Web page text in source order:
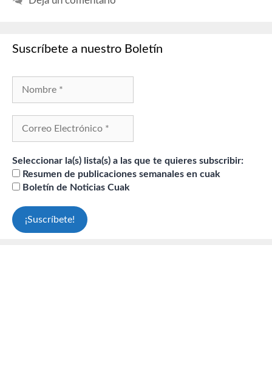
Suscríbete a nuestro Boletín
Seleccionar la(s) lista(s) a las que te quieres subscribir:
Resumen de publicaciones semanales en cuak
Boletín de Noticias Cuak